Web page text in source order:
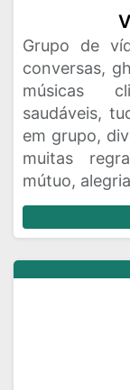
Grupo de
conversas,
músicas
saudáveis,
em grupo,
muitas
mútuo,